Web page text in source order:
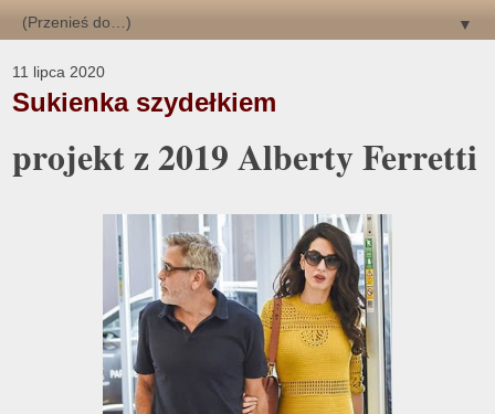
▼
11 lipca 2020
Sukienka szydełkiem
projekt z 2019 Alberty Ferretti